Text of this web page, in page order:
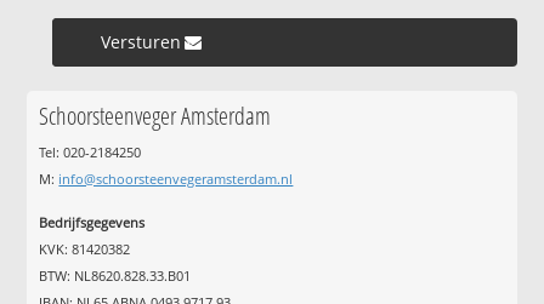
Versturen »
Schoorsteenveger Amsterdam
Tel: 020-2184250
M: info@schoorsteenvegeramsterdam.nl
Bedrijfsgegevens
KVK: 81420382
BTW: NL8620.828.33.B01